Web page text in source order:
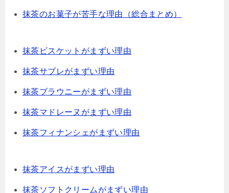
抹茶のお菓子が苦手な理由（総合まとめ）
抹茶ビスケットがまずい理由
抹茶サブレがまずい理由
抹茶ブラウニーがまずい理由
抹茶マドレーヌがまずい理由
抹茶フィナンシェがまずい理由
抹茶アイスがまずい理由
抹茶ソフトクリームがまずい理由